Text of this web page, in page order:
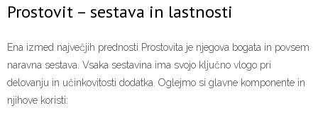
Prostovit – sestava in lastnosti
Ena izmed največjih prednosti Prostovita je njegova bogata in povsem
naravna sestava. Vsaka sestavina ima svojo ključno vlogo pri
delovanju in učinkovitosti dodatka. Oglejmo si glavne komponente in
njihove koristi: